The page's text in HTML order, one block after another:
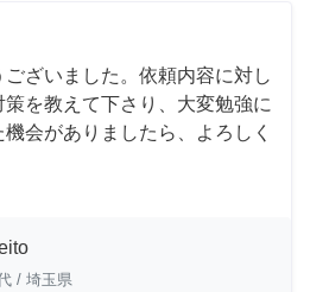
ざいました。依頼内容に対し
を教えて下さり、大変勉強に
会がありましたら、よろしく
/ 埼玉県